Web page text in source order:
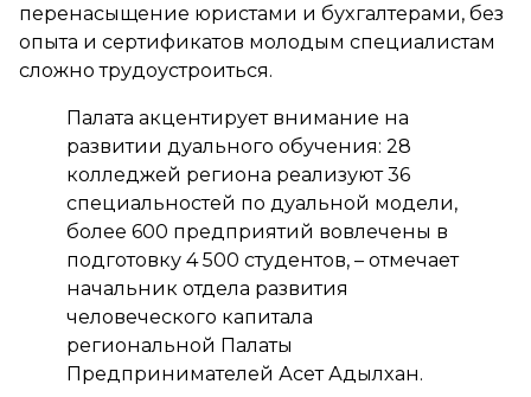
перенасыщение юристами и бухгалтерами, без
опыта и сертификатов молодым специалистам
сложно трудоустроиться.
Палата акцентирует внимание на
развитии дуального обучения: 28
колледжей региона реализуют 36
специальностей по дуальной модели,
более 600 предприятий вовлечены в
подготовку 4 500 студентов, – отмечает
начальник отдела развития
человеческого капитала
региональной Палаты
Предпринимателей Асет Адылхан.